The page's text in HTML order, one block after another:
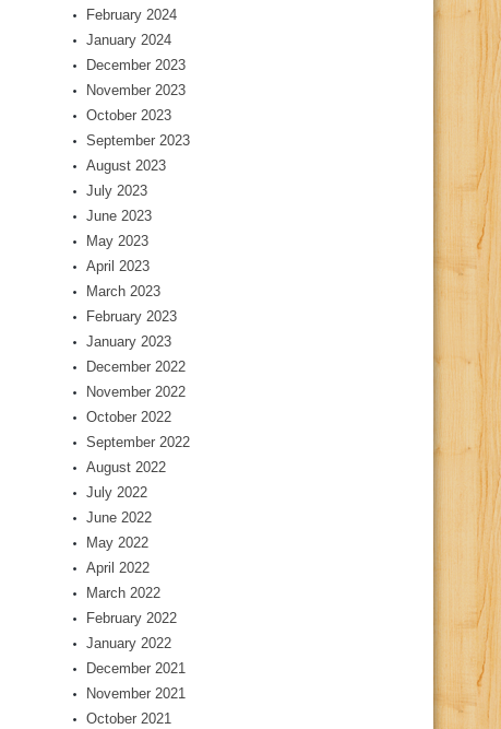
February 2024
January 2024
December 2023
November 2023
October 2023
September 2023
August 2023
July 2023
June 2023
May 2023
April 2023
March 2023
February 2023
January 2023
December 2022
November 2022
October 2022
September 2022
August 2022
July 2022
June 2022
May 2022
April 2022
March 2022
February 2022
January 2022
December 2021
November 2021
October 2021